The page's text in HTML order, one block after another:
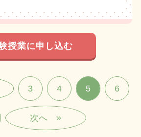
授業に申し込む
3 4 5 6
»